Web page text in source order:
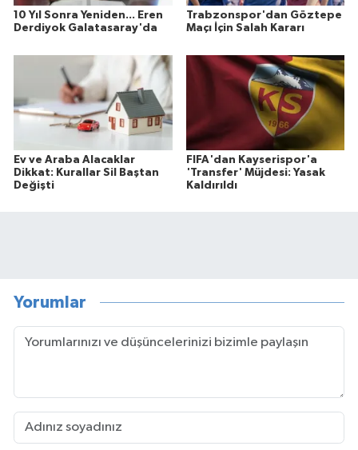
10 Yıl Sonra Yeniden... Eren
Derdiyok Galatasaray'da
Trabzonspor'dan Göztepe
Maçı İçin Salah Kararı
Ev ve Araba Alacaklar
Dikkat: Kurallar Sil Baştan
Değişti
FIFA'dan Kayserispor'a
'Transfer' Müjdesi: Yasak
Kaldırıldı
Yorumlar